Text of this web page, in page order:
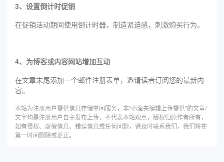
3、设置倒计时促销
在促销活动期间使用倒计时器，制造紧迫感，刺激购买行为。
4、为博客或内容网站增加互动
在文章末尾添加一个邮件注册表单，邀请读者订阅您的最新内
容。
本站为注册用户提供信息存储空间服务，非“小渔夫编辑上传提供”的文章/
文字均是注册用户自主发布上传，不代表本站观点，版权归原作者所有，
如有侵权、虚假信息、错误信息或任何问题，请及时联系我们，我们将在
第一时间删除或更正。